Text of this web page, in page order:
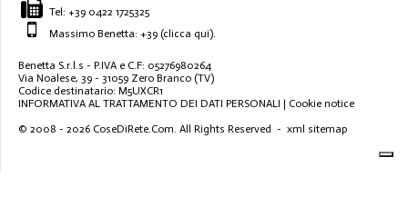
Tel: +39 0422 1725325
Massimo Benetta: +39 (clicca qui).
Benetta S.r.l.s - P.IVA e C.F: 05276980264
Via Noalese, 39 - 31059 Zero Branco (TV)
Codice destinatario: M5UXCR1
INFORMATIVA AL TRATTAMENTO DEI DATI PERSONALI | Cookie notice
© 2008 - 2026 CoseDiRete.Com. All Rights Reserved - xml sitemap